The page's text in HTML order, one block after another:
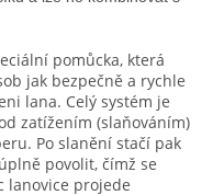
pomůcka, která
jak bezpečně a rychle
lana. Celý systém je
zatížením (slaňováním)
Po slanění stačí pak
povolit, čímž se
lanovice projede